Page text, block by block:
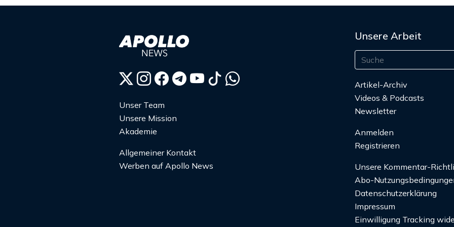
Unser Team
Unsere Mission
Akademie
Allgemeiner Kontakt
Werben auf Apollo News
Unsere Arbeit
Artikel-Archiv
Videos & Podcasts
Newsletter
Anmelden
Registrieren
Unsere Kommentar-
Abo-
Datenschutzerklärung
Impressum
Einwilligung Tracking